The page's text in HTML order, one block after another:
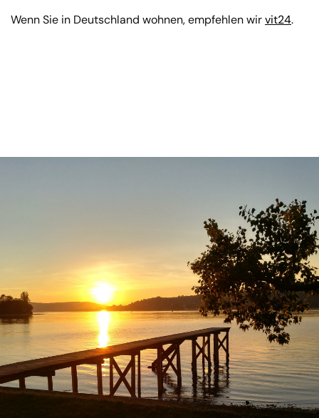
Wenn Sie in Deutschland wohnen, empfehlen wirvit24.